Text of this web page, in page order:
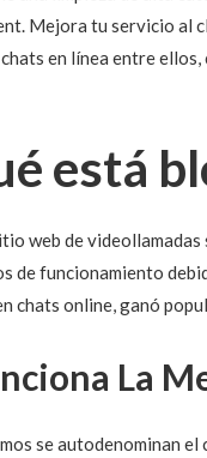
Mejora tu servicio al
en línea entre
está
web de
de funcionamiento
chats online, ganó
La
se autodenominan